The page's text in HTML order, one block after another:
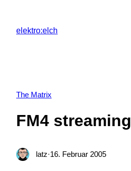
springen
elektro:elch
The Matrix
FM4 streaming
latz·16. Februar 2005